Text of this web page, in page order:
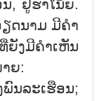
ນ, ຢູ່ຮ່າໂນ້ຍ.
ດນາມ ມີຄຳ
ງມີຄຳເຫັນ
ຍ:
ນລະເຮືອນ;